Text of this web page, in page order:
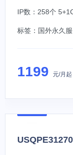
IP数：258个
标签： 国外永久
1199 元/月起